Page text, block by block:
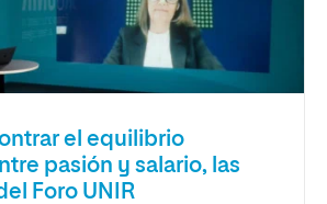
el equilibrio
pasión y salario, las
Foro UNIR